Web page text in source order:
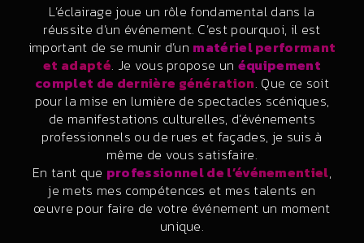
L’éclairage joue un rôle fondamental dans la
réussite d’un événement. C’est pourquoi, il est
important de se munir d’un matériel performant
et adapté. Je vous propose un équipement
complet de dernière génération. Que ce soit
pour la mise en lumière de spectacles scéniques,
de manifestations culturelles, d’événements
professionnels ou de rues et façades, je suis à
même de vous satisfaire.
En tant que professionnel de l’événementiel,
je mets mes compétences et mes talents en
œuvre pour faire de votre événement un moment
unique.